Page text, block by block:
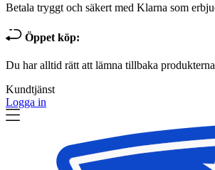
Betala tryggt och säkert med Klarna som
Öppet köp:
Du har alltid rätt att lämna tillbaka
Kundtjänst
Logga in